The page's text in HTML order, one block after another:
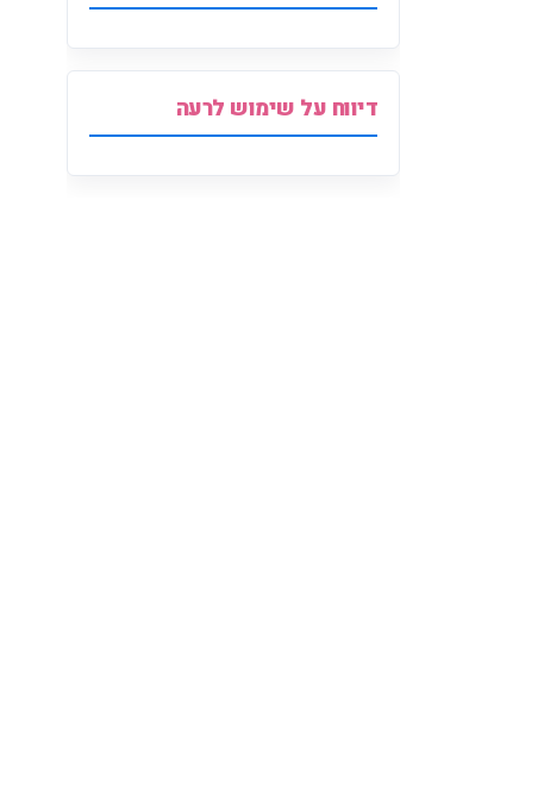
דיווח על שימוש לרעה